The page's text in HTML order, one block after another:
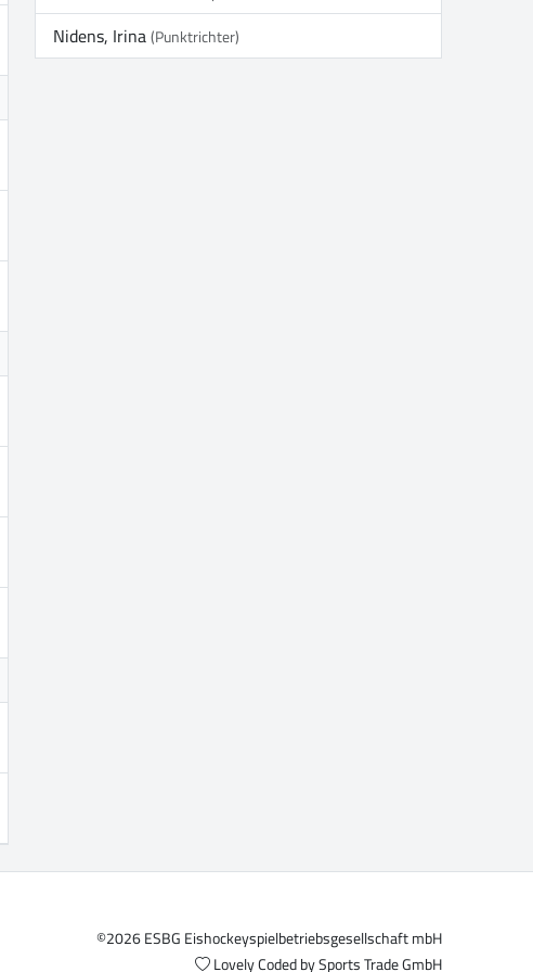
Nidens, Irina(Punktrichter)
©2026 ESBG Eishockeyspielbetriebsgesellschaft mbH
Lovely Coded bySports Trade GmbH